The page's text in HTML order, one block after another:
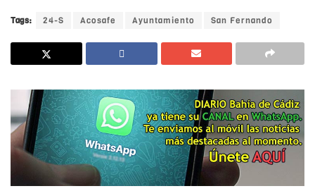
Tags: 24-S Acosafe Ayuntamiento San Fernando